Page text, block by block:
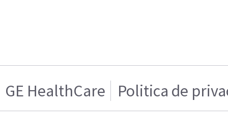
GE HealthCare Politica de